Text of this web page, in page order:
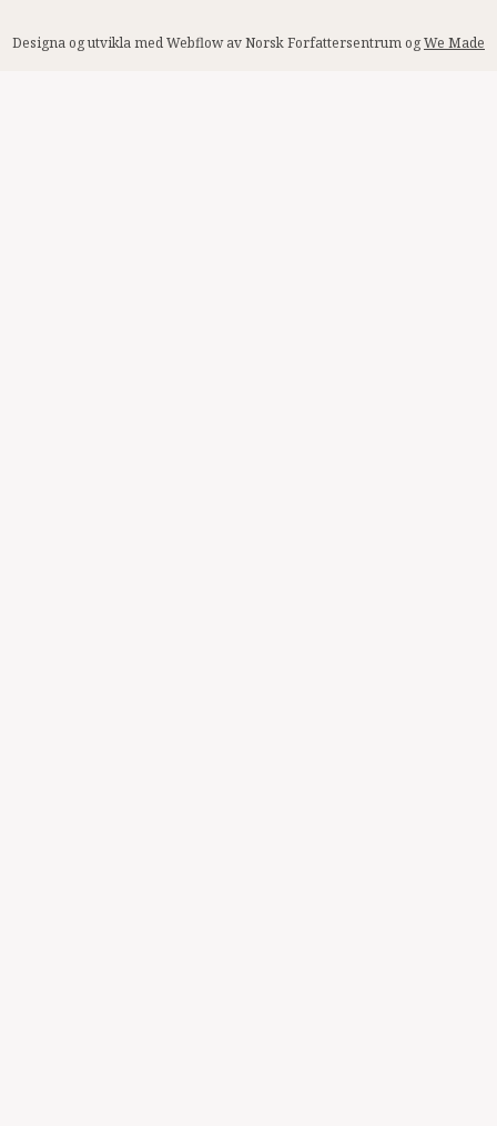
Designa og utvikla med Webflow av Norsk Forfattersentrum ogWe Made